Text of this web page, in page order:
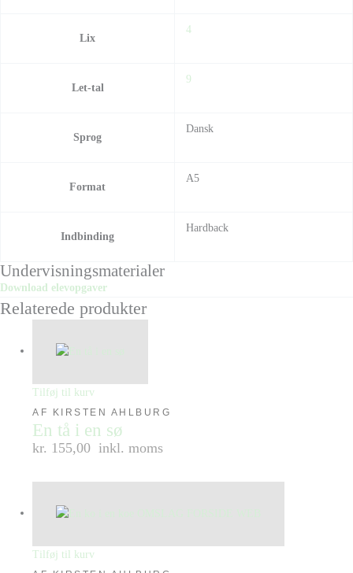
Lix
4
Let-tal
9
Sprog
Dansk
Format
A5
Indbinding
Hardback
Undervisningsmaterialer
Download elevopgaver
Relaterede produkter
Tilføj til kurv
AF KIRSTEN AHLBURG
En tå i en sø
kr. 155,00 inkl. moms
Tilføj til kurv